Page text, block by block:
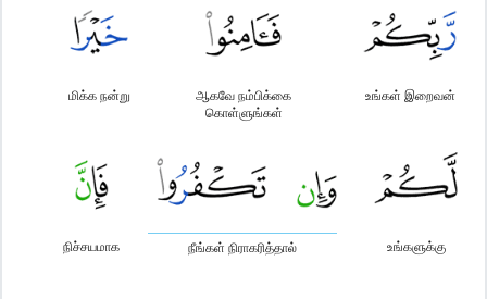
உங்கள் இறைவன்
ஆகவே நம்பிக்கை
கொள்ளுங்கள்
மிக்க நன்று
உங்களுக்கு
நீங்கள் நிராகரித்தால்
நிச்சயமாக